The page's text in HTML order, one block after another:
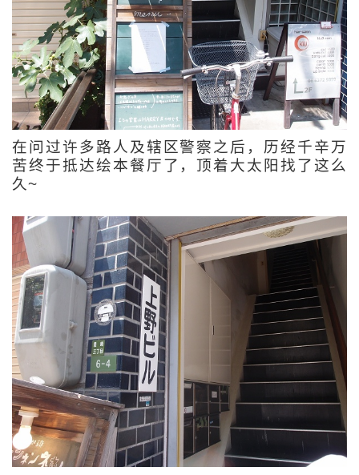
在问过许多路人及辖区警察之后，历经千辛万
苦终于抵达绘本餐厅了，顶着大太阳找了这么
久~